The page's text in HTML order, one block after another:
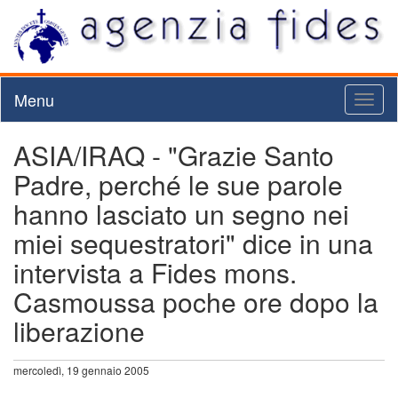
Menu
ASIA/IRAQ - "Grazie Santo
Padre, perché le sue parole
hanno lasciato un segno nei
miei sequestratori" dice in una
intervista a Fides mons.
Casmoussa poche ore dopo la
liberazione
mercoledì, 19 gennaio 2005